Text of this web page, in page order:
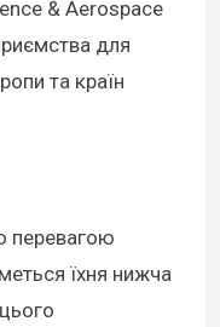
& Aerospace
для
та країн
перевагою
їхня нижча